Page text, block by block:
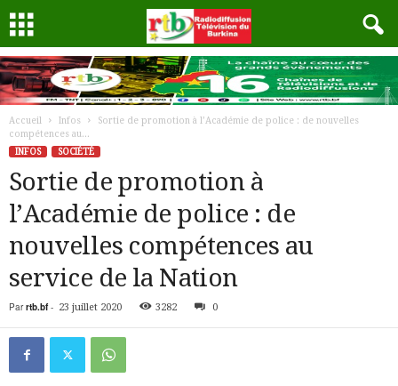
Accueil Infos
Sortie de promotion à l’Académie de police : de nouvelles
compétences au...
INFOS
SOCIÉTÉ
Sortie de promotion à
l’Académie de police : de
nouvelles compétences au
service de la Nation
Par rtb.bf- 23 juillet 2020 3282 0